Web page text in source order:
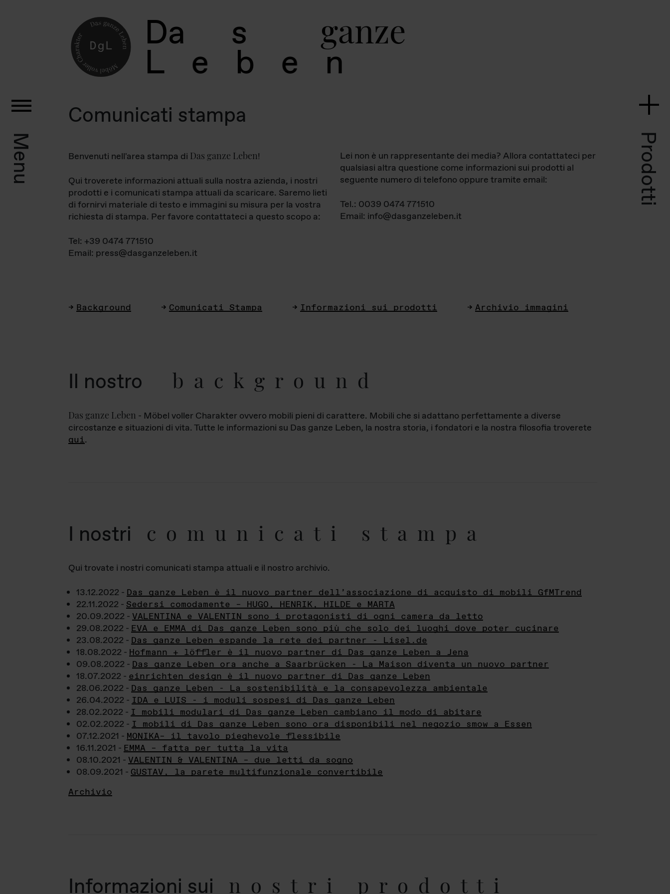
Da s ganz
L e b
Menu Prodotti
Comunicati stampa
Benvenuti nell'area stampa di Das ganze Leben!
Qui troverete informazioni attuali sulla nostra azienda, i nostri
prodotti e i comunicati stampa attuali da scaricare. Saremo lieti
di fornirvi materiale di testo e immagini su misura per la vostra
richiesta di stampa. Per favore contattateci a questo scopo a:
Tel: +39 0474 771510
Email: press@dasganzeleben.it
Lei non è un rappresentante dei media? Allora contattateci per
qualsiasi altra questione come informazioni sui prodotti al
seguente numero di telefono oppure tramite email:
Tel.: 0039 0474 771510
Email: info@dasganzeleben.it
Background Comunicati Stampa Informazioni sui prodotti Archivio immagini
Il nostro background
Das ganze Leben - Möbel voller Charakter ovvero mobili pieni di carattere. Mobili che si adattano perfettamente a diverse
circostanze e situazioni di vita. Tutte le informazioni su Das ganze Leben, la nostra storia, i fondatori e la nostra filosofia troverete
qui.
I nostri comunicati stampa
Qui trovate i nostri comunicati stampa attuali e il nostro archivio.
13.12.2022 - Das ganze Leben è il nuovo partner dell’associazione di acquisto di mobili GfMTrend
22.11.2022 - Sedersi comodamente – HUGO, HENRIK, HILDE e MARTA
20.09.2022 - VALENTINA e VALENTIN sono i protagonisti di ogni camera da letto
29.08.2022 - EVA e EMMA di Das ganze Leben sono più che solo dei luoghi dove poter cucinare
23.08.2022 - Das ganze Leben espande la rete dei partner - Lisel.de
18.08.2022 - Hofmann + löffler è il nuovo partner di Das ganze Leben a Jena
09.08.2022 - Das ganze Leben ora anche a Saarbrücken - La Maison diventa un nuovo partner
18.07.2022 - einrichten design è il nuovo partner di Das ganze Leben
28.06.2022 - Das ganze Leben - La sostenibilità e la consapevolezza ambientale
26.04.2022 - IDA e LUIS - i moduli sospesi di Das ganze Leben
28.02.2022 - I mobili modulari di Das ganze Leben cambiano il modo di abitare
02.02.2022 - I mobili di Das ganze Leben sono ora disponibili nel negozio smow a Essen
07.12.2021 - MONIKA– il tavolo pieghevole flessibile
16.11.2021 - EMMA – fatta per tutta la vita
08.10.2021 - VALENTIN & VALENTINA – due letti da sogno
08.09.2021 - GUSTAV, la parete multifunzionale convertibile
Archivio
Informazioni sui nostri prodotti